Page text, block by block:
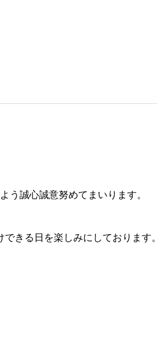
う誠心誠意努めてまいります。
きる日を楽しみにしております。